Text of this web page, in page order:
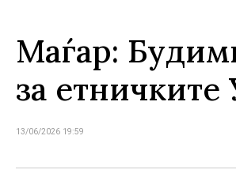
Маѓар:
за
13/06/2026 19:59